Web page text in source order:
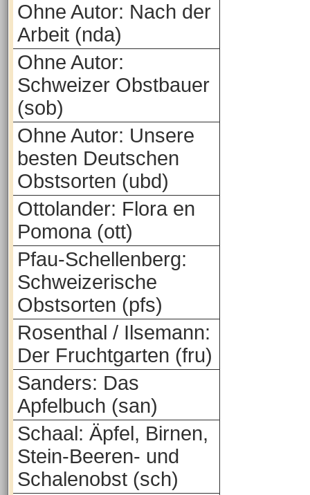
Ohne Autor: Nach der
Arbeit (nda)
Ohne Autor:
Schweizer Obstbauer
(sob)
Ohne Autor: Unsere
besten Deutschen
Obstsorten (ubd)
Ottolander: Flora en
Pomona (ott)
Pfau-Schellenberg:
Schweizerische
Obstsorten (pfs)
Rosenthal / Ilsemann:
Der Fruchtgarten (fru)
Sanders: Das
Apfelbuch (san)
Schaal: Äpfel, Birnen,
Stein-Beeren- und
Schalenobst (sch)